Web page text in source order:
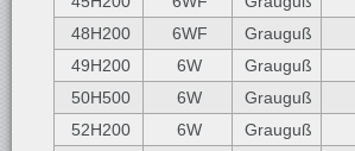
48H200
6WF Grauguß
49H200
6W Grauguß
50H500
6W Grauguß
52H200
6W Grauguß